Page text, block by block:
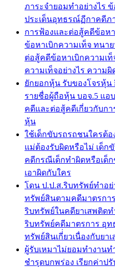
ภาระจำยอมทำอย่างไร
ประเด็นอุทธรณ์ฏีกาคดีภ
การฟ้องและต่อสู้คดีข้อห
ข้อหาเบิกความเท็จ ทนา
ต่อสู้คดีข้อหาเบิกความเ
ความเท็จอย่างไร ความผิ
ยักยอกหุ้น รับของโจรหุ้
รายชื่อผู้ถือหุ้น บอจ.5 แ
คดีและต่อสู้คดีเกี่ยวกับก
หุ้น
ใช้เด็กขับรถรถชนใครต้อ
แม่ต้องรับผิดหรือไม่ เด็ก
คดีกรณีเด็กทำผิดหรือเด็
เอาผิดกับใคร
โดน ป.ป.ส.ริบทรัพย์ทำอ
ทรัพย์สินตามคดีมาตรกา
ริบทรัพย์ในคดียาเสพติด
ริบทรัพย์คดีมาตรการ อุ
ทรัพย์สินเกี่่ยวเนื่องกับยา
ผู้รับเหมาไม่ยอมทำงานท
ชำรุดบกพร่อง เรียกค่าป